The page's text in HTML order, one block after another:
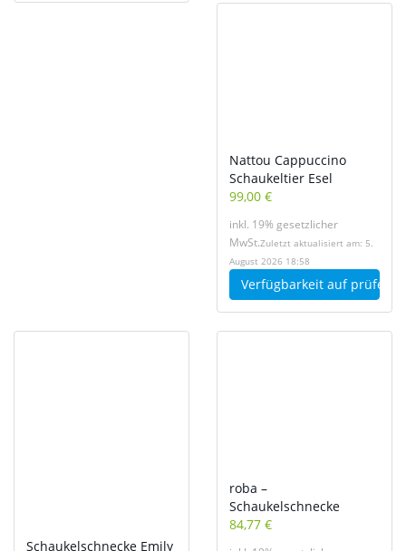
Nattou Cappuccino
Schaukeltier Esel
99,00 €
inkl. 19% gesetzlicher
MwSt.Zuletzt aktualisiert am: 5.
August 2026 18:58
Verfügbarkeit auf prüfen
Schaukelschnecke Emily
roba –
Schaukelschnecke
84,77 €